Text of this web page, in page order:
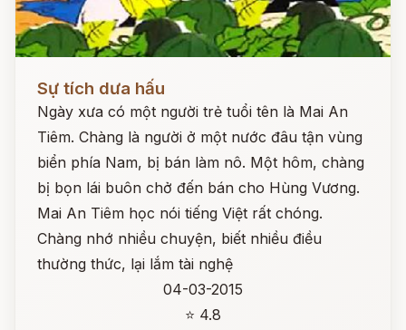
Sự tích dưa hấu
Ngày xưa có một người trẻ tuổi tên là Mai An
Tiêm. Chàng là người ở một nước đâu tận vùng
biển phía Nam, bị bán làm nô. Một hôm, chàng
bị bọn lái buôn chở đến bán cho Hùng Vương.
Mai An Tiêm học nói tiếng Việt rất chóng.
Chàng nhớ nhiều chuyện, biết nhiều điều
thường thức, lại lắm tài nghệ
04-03-2015
⭐ 4.8